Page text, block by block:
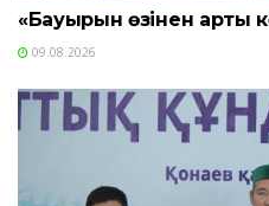
«Бауырын өзінен артық
09.08.2026